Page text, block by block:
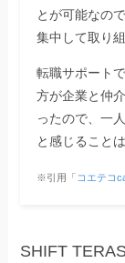
とが可能なの
集中して取り
転職サポート
方が企業と仲
ったので、一
と感じること
※引用「 コエテコ
SHIFT